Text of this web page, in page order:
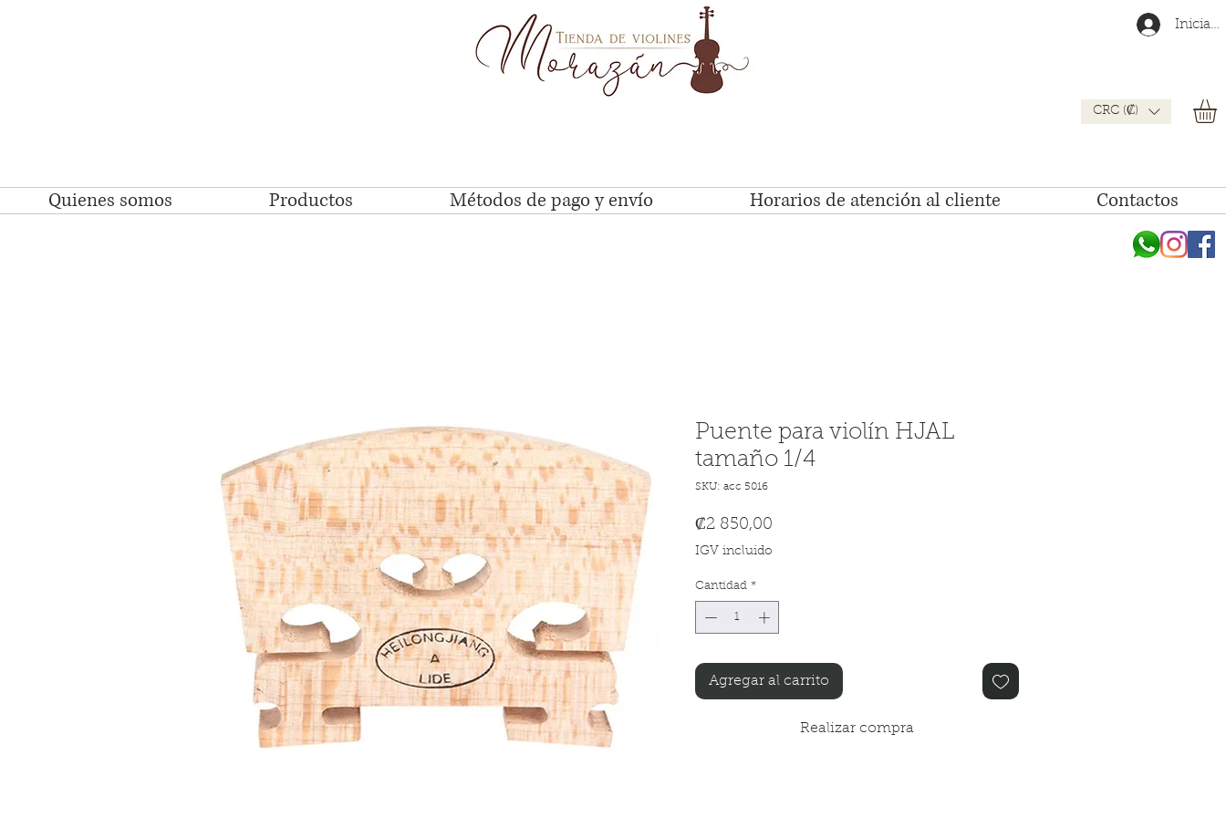
Iniciar
CRC (₡)
Quienes somos Productos Métodos de pago y envío Horarios de atención al cliente Contactos
Puente para violín HJAL
tamaño 1/4
SKU: acc 5016
₡2 850,00
IGV incluido
Cantidad *
Agregar al carrito
Realizar compra